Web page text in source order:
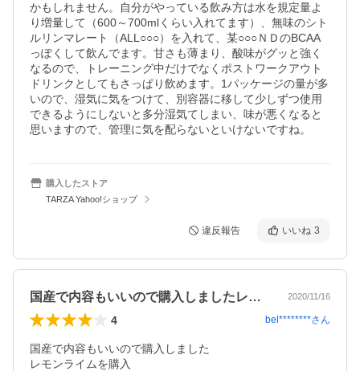
かもしれません。自分がやっている飲み方は水を規定量よ
り増量して（600～700mlくらい入れてます）、無味のシト
ルリンマレート（ALL○○○）を入れて、某○○○ＮＤのBCAA
っぽくして飲んでます。甘さも薄まり、酸味がグッと強く
なるので、トレーニング中だけでなくポストワークアウト
ドリンクとしてもさっぱり飲めます。1パッケージの量が多
いので、湿気に気をつけて、別容器に移して少しずつ使用
できるようにしないと多分湿気てしまい、味が悪くなると
思いますので、管理に気を配らないといけないですね。
購入したストア
TARZA Yahoo!ショップ
違反報告 いいね 3
国産で内容もいいので購入しましたレモン… 2020/11/16
4 bel********さん
国産で内容もいいので購入しました
レモンライムを購入